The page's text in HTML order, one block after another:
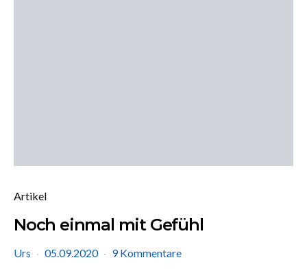
Artikel
Noch einmal mit Gefühl
Urs 05.09.2020 9 Kommentare